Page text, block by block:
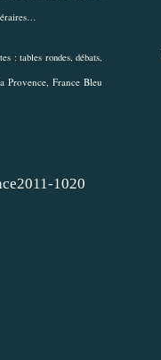
: tables rondes, débats,
Provence, France Bleu